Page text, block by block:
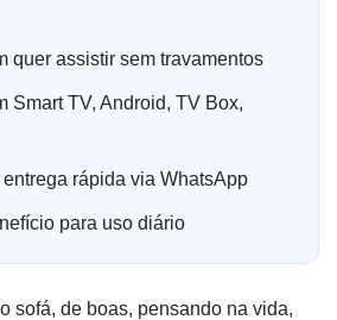
quer assistir sem travamentos
Smart TV, Android, TV Box,
rápida via WhatsApp
para uso diário
sofá, de boas, pensando na vida,